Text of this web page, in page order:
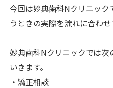
今回は妙典歯科Nクリニッ
うときの実際を流れに合わせ
妙典歯科Nクリニックでは次
いきます。
・矯正相談